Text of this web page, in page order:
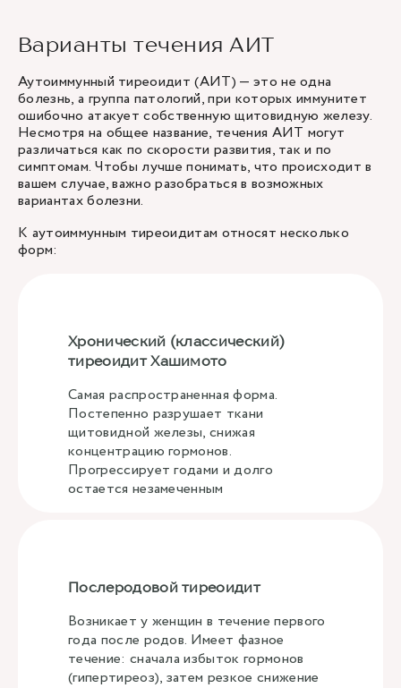
Варианты течения АИТ
Аутоиммунный тиреоидит (АИТ) — это не одна
болезнь, а группа патологий, при которых иммунитет
ошибочно атакует собственную щитовидную железу.
Несмотря на общее название, течения АИТ могут
различаться как по скорости развития, так и по
симптомам. Чтобы лучше понимать, что происходит в
вашем случае, важно разобраться в возможных
вариантах болезни.
К аутоиммунным тиреоидитам относят несколько
форм:
Хронический (классический)
тиреоидит Хашимото
Самая распространенная форма.
Постепенно разрушает ткани
щитовидной железы, снижая
концентрацию гормонов.
Прогрессирует годами и долго
остается незамеченным
Послеродовой тиреоидит
Возникает у женщин в течение первого
года после родов. Имеет фазное
течение: сначала избыток гормонов
(гипертиреоз), затем резкое снижение